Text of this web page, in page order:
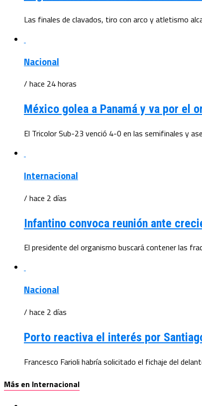
Las finales de clavados, tiro con arco y atletismo
Nacional
/ hace 24 horas
México golea a Panamá y va por el
El Tricolor Sub-23 venció 4-0 en las semifinales y
Internacional
/ hace 2 días
Infantino convoca reunión ante
El presidente del organismo buscará contener las
Nacional
/ hace 2 días
Porto reactiva el interés por
Francesco Farioli habría solicitado el fichaje del
Más en Internacional